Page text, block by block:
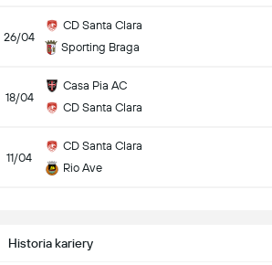
26/04
CD Santa Clara
Sporting Braga
18/04
Casa Pia AC
CD Santa Clara
11/04
CD Santa Clara
Rio Ave
Historia kariery